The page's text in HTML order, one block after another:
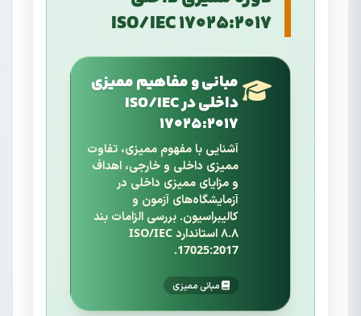
ISO/IEC 17025:2017
مبانی و مفاهیم ممیزی
داخلی در ISO/IEC
17025:2017
آشنایی با مفهوم ممیزی، تفاوت
ممیزی داخلی و خارجی، اهداف
و مزایای ممیزی داخلی در
آزمایشگاه‌های آزمون و
کالیبراسیون. بررسی الزامات بند
۸.۸ استاندارد ISO/IEC
17025:2017.
مبانی ممیزی